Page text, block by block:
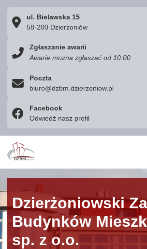
ul. Bielawska 15
58-200 Dzierżoniów
Zgłaszanie awarii
Awarie można zgłaszać od 10:00
Poczta
biuro@dzbm.dzierzoniow.pl
Facebook
Odwiedź nasz profil
Dzierżoniowski
Budynków
sp. z o.o.